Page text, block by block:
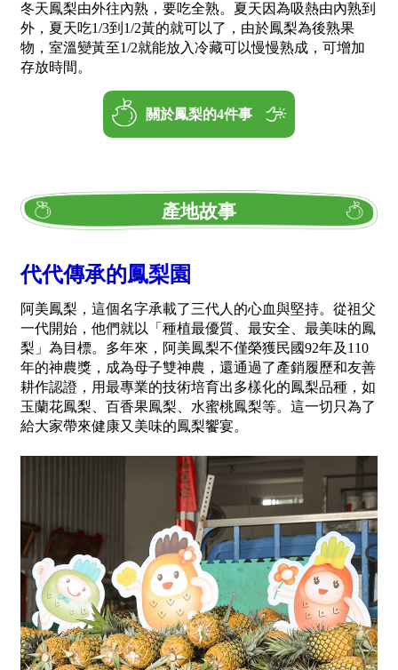
冬天鳳梨由外往內熟，要吃全熟。夏天因為吸熱由內熟到
外，夏天吃1/3到1/2黃的就可以了，由於鳳梨為後熟果
物，室溫變黃至1/2就能放入冷藏可以慢慢熟成，可增加
存放時間。
關於鳳梨的4件事
產地故事
代代傳承的鳳梨園
阿美鳳梨，這個名字承載了三代人的心血與堅持。從祖父
一代開始，他們就以「種植最優質、最安全、最美味的鳳
梨」為目標。多年來，阿美鳳梨不僅榮獲民國92年及110
年的神農獎，成為母子雙神農，還通過了產銷履歷和友善
耕作認證，用最專業的技術培育出多樣化的鳳梨品種，如
玉蘭花鳳梨、百香果鳳梨、水蜜桃鳳梨等。這一切只為了
給大家帶來健康又美味的鳳梨饗宴。